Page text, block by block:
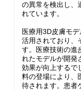
の異常を検出し、
れています。
医療用3D皮膚モ
活用されており、
す。医療技術の進
れたモデルが開発
効果が向上するで
料の登場により、
待されます。患者